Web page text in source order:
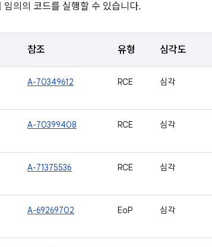
임의의 코드를 실행할 수 있습니다.
참조 유형 심각도
A-70349612 RCE 심각
A-70399408 RCE 심각
A-71375536 RCE 심각
A-69269702 EoP 심각